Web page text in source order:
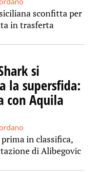
sconfitta per
in trasferta
si
la supersfida:
con Aquila
in classifica,
di Alibegovic